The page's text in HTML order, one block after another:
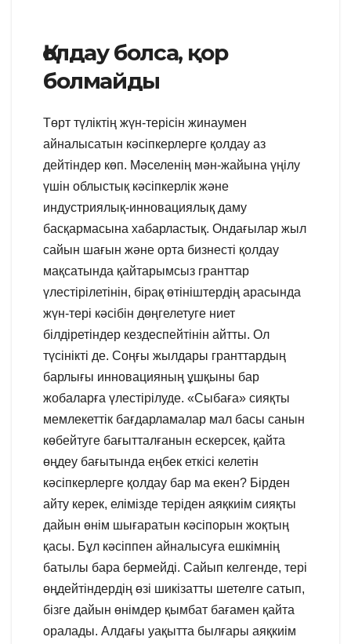
Қолдау болса, қор
болмайды
Төрт түліктің жүн-терісін жинаумен
айналысатын кәсіпкерлерге қолдау аз
дейтіндер көп. Мәселенің мән-жайына үңілу
үшін облыстық кәсіпкерлік және
индустриялық-инновациялық даму
басқармасына хабарластық. Ондағылар жыл
сайын шағын және орта бизнесті қолдау
мақсатында қайтарымсыз гранттар
үлестірілетінін, бірақ өтініштердің арасында
жүн-тері кәсібін дөңгелетуге ниет
білдіретіндер кездеспейтінін айтты. Ол
түсінікті де. Соңғы жылдары гранттардың
барлығы инновацияның ұшқыны бар
жобаларға үлестірілуде. «Сыбаға» сияқты
мемлекеттік бағдарламалар мал басы санын
көбейтуге бағытталғанын ескерсек, қайта
өңдеу бағытында еңбек еткісі келетін
кәсіпкерлерге қолдау бар ма екен? Бірден
айту керек, елімізде теріден аяқкиім сияқты
дайын өнім шығаратын кәсіпорын жоқтың
қасы. Бұл кәсіппен айналысуға ешкімнің
батылы бара бермейді. Сайып келгенде, тері
өңдейтіндердің өзі шикізатты шетелге сатып,
бізге дайын өнімдер қымбат бағамен қайта
оралады. Алдағы уақытта былғары аяқкиім